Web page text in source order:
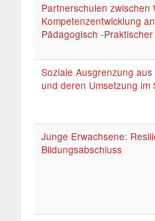
Partnerschulen zwischen
Kompetenzentwicklung
Pädagogisch -
Soziale Ausgrenzung
und deren Umsetzung im
Junge Erwachsene:
Bildungsabschluss